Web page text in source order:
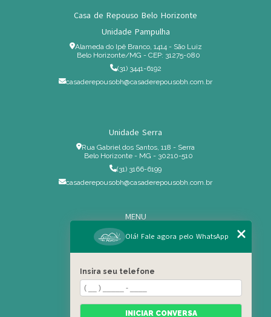
Casa de Repouso Belo Horizonte
Unidade Pampulha
Alameda do Ipê Branco, 1414 - São Luiz
Belo Horizonte/MG - CEP: 31275-080
(31) 3441-6192
casaderepousobh@casaderepousobh.com.br
Unidade Serra
Rua Gabriel dos Santos, 118 - Serra
Belo Horizonte - MG - 30210-510
(31) 3166-6199
casaderepousobh@casaderepousobh.com.br
MENU
Home
Institucional
Serviços Especiais
Blog
Residência
Olá! Fale agora pelo WhatsApp
Insira seu telefone
INICIAR CONVERSA